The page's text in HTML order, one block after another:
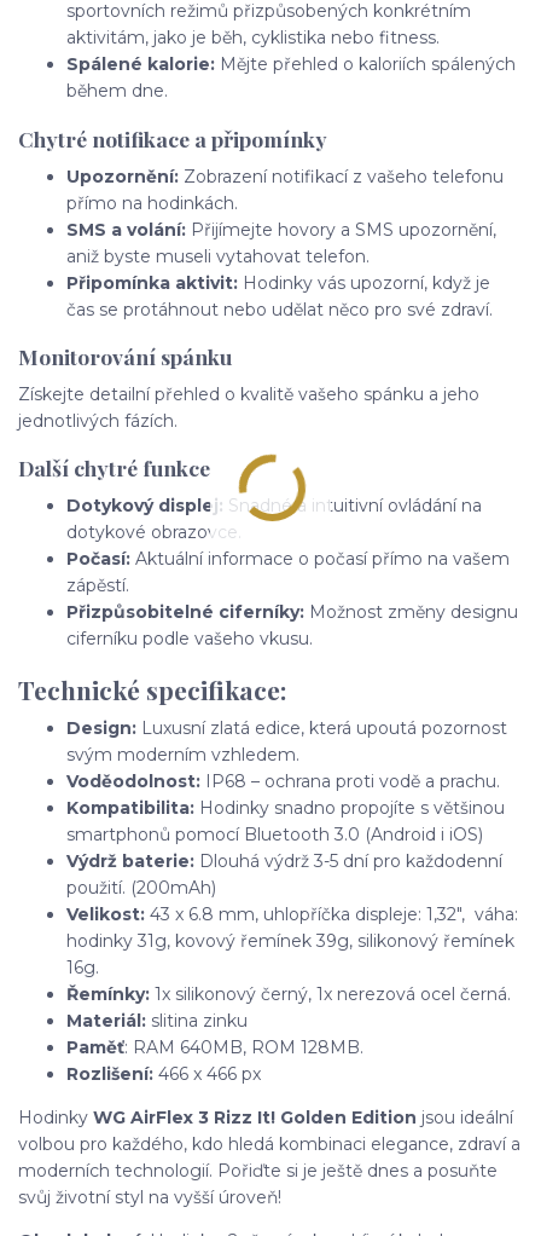
sportovních režimů přizpůsobených konkrétním
aktivitám, jako je běh, cyklistika nebo fitness.
Spálené kalorie: Mějte přehled o kaloriích spálených
během dne.
Chytré notifikace a připomínky
Upozornění: Zobrazení notifikací z vašeho telefonu
přímo na hodinkách.
SMS a volání: Přijímejte hovory a SMS upozornění,
aniž byste museli vytahovat telefon.
Připomínka aktivit: Hodinky vás upozorní, když je
čas se protáhnout nebo udělat něco pro své zdraví.
Monitorování spánku
Získejte detailní přehled o kvalitě vašeho spánku a jeho
jednotlivých fázích.
Další chytré funkce
Dotykový displej: Snadné a intuitivní ovládání na
dotykové obrazovce.
Počasí: Aktuální informace o počasí přímo na vašem
zápěstí.
Přizpůsobitelné ciferníky: Možnost změny designu
ciferníku podle vašeho vkusu.
Technické specifikace:
Design: Luxusní zlatá edice, která upoutá pozornost
svým moderním vzhledem.
Voděodolnost: IP68 – ochrana proti vodě a prachu.
Kompatibilita: Hodinky snadno propojíte s většinou
smartphonů pomocí Bluetooth 3.0 (Android i iOS)
Výdrž baterie: Dlouhá výdrž 3-5 dní pro každodenní
použití. (200mAh)
Velikost: 43 x 6.8 mm, uhlopříčka displeje: 1,32", váha:
hodinky 31g, kovový řemínek 39g, silikonový řemínek
16g.
Řemínky: 1x silikonový černý, 1x nerezová ocel černá.
Materiál: slitina zinku
Paměť: RAM 640MB, ROM 128MB.
Rozlišení: 466 x 466 px
Hodinky WG AirFlex 3 Rizz It! Golden Edition jsou ideální
volbou pro každého, kdo hledá kombinaci elegance, zdraví a
moderních technologií. Pořiďte si je ještě dnes a posuňte
svůj životní styl na vyšší úroveň!